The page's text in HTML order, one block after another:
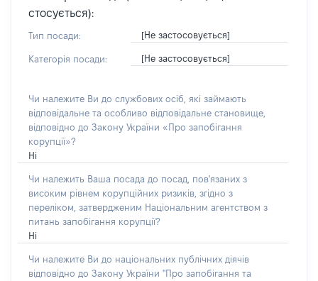
стосується):
Тип посади: [Не застосовується]
Категорія посади: [Не застосовується]
Чи належите Ви до службових осіб, які займають
відповідальне та особливо відповідальне становище,
відповідно до Закону України «Про запобігання
корупції»?
Ні
Чи належить Ваша посада до посад, пов'язаних з
високим рівнем корупційних ризиків, згідно з
переліком, затвердженим Національним агентством з
питань запобігання корупції?
Ні
Чи належите Ви до національних публічних діячів
відповідно до Закону України "Про запобігання та